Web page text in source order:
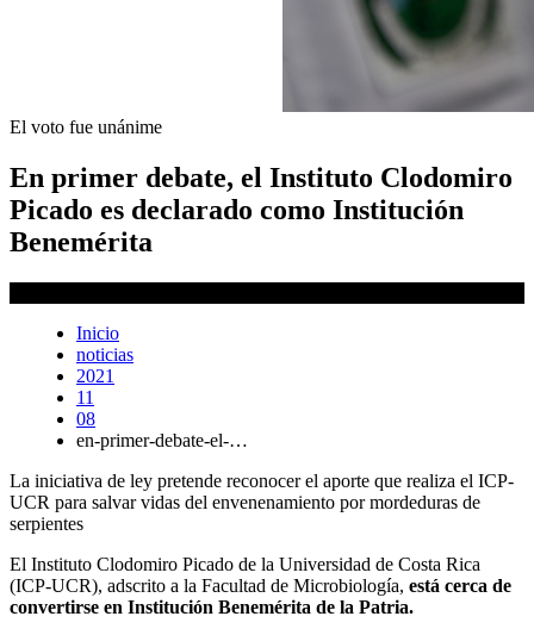
El voto fue unánime
En primer debate, el Instituto Clodomiro
Picado es declarado como Institución
Benemérita
Inicio
noticias
2021
11
08
en-primer-debate-el-…
La iniciativa de ley pretende reconocer el aporte que realiza el ICP-
UCR para salvar vidas del envenenamiento por mordeduras de
serpientes
El Instituto Clodomiro Picado de la Universidad de Costa Rica
(ICP-UCR), adscrito a la Facultad de Microbiología, está cerca de
convertirse en Institución Benemérita de la Patria.